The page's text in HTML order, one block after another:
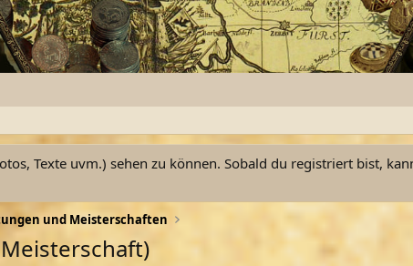
Texte uvm.) sehen zu können. Sobald du registriert bist,
und Meisterschaften